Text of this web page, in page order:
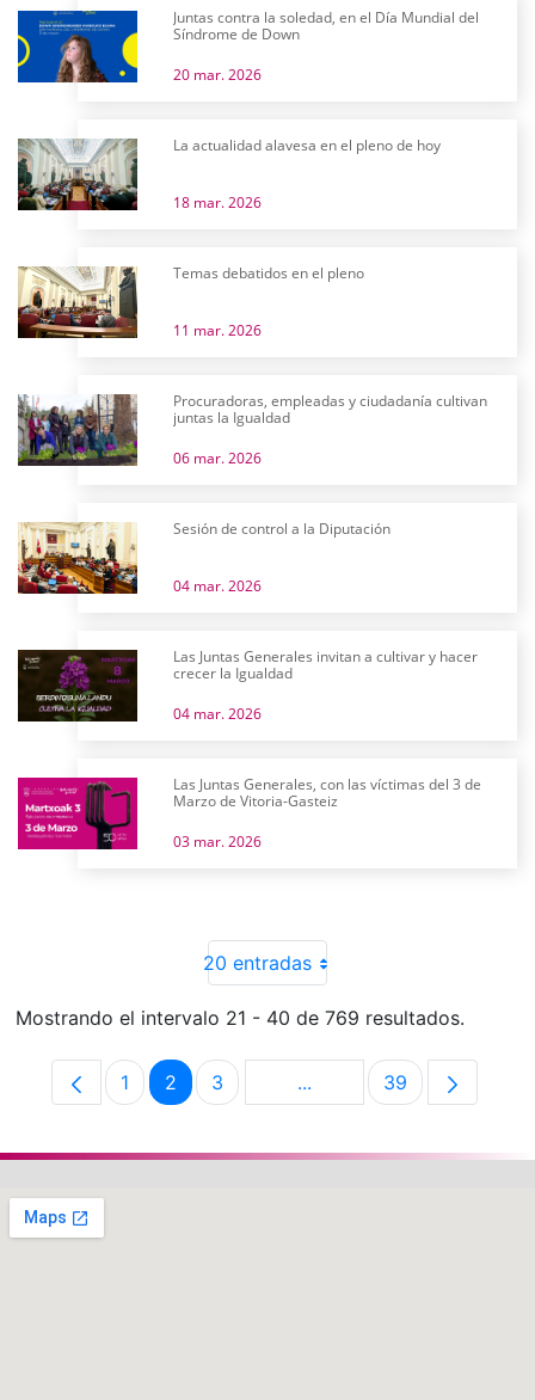
Juntas contra la soledad, en el Día Mundial del
Síndrome de Down
20 mar. 2026
La actualidad alavesa en el pleno de hoy
18 mar. 2026
Temas debatidos en el pleno
11 mar. 2026
Procuradoras, empleadas y ciudadanía cultivan
juntas la Igualdad
06 mar. 2026
Sesión de control a la Diputación
04 mar. 2026
Las Juntas Generales invitan a cultivar y hacer
crecer la Igualdad
04 mar. 2026
Las Juntas Generales, con las víctimas del 3 de
Marzo de Vitoria-Gasteiz
03 mar. 2026
20 entradas
Mostrando el intervalo 21 - 40 de 769 resultados.
Página
1 Página
2 Página
3 ...Páginas intermedias Use
Página
39